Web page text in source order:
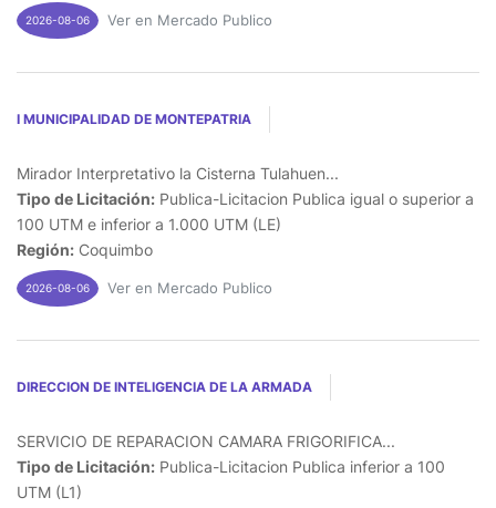
2026-08-06 Ver en Mercado Publico
I MUNICIPALIDAD DE MONTEPATRIA
Mirador Interpretativo la Cisterna Tulahuen...
Tipo de Licitación: Publica-Licitacion Publica igual o superior a
100 UTM e inferior a 1.000 UTM (LE)
Región: Coquimbo
2026-08-06 Ver en Mercado Publico
DIRECCION DE INTELIGENCIA DE LA ARMADA
SERVICIO DE REPARACION CAMARA FRIGORIFICA...
Tipo de Licitación: Publica-Licitacion Publica inferior a 100
UTM (L1)